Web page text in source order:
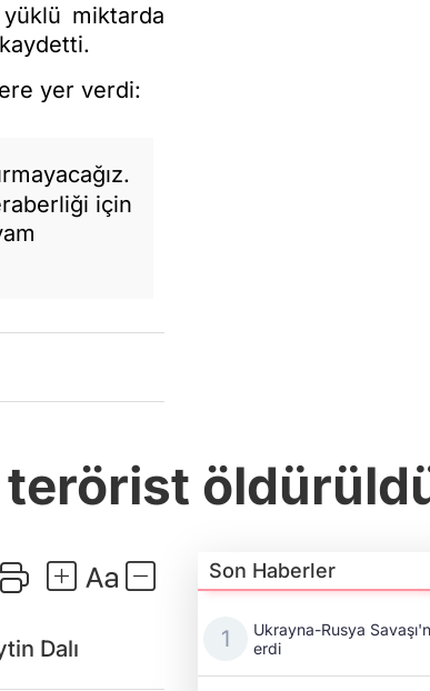
miktarda
yer verdi:
için
Dalı
Son Haberler
Ukrayna-Rusya
erdi